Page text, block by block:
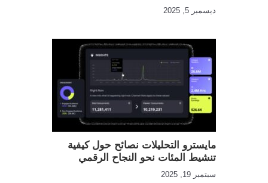
ديسمبر 5, 2025
مايسترو التحليلات نصائح حول كيفية
تنشيط المئات نحو النجاح الرقمي
سبتمبر 19, 2025